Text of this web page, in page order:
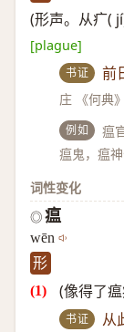
(形声。从疒(
[plague]
书证 前
庄 《何典》
例如
瘟
瘟鬼，瘟
词性变化
◎ 瘟
wēn
形
(像得了
书证 从